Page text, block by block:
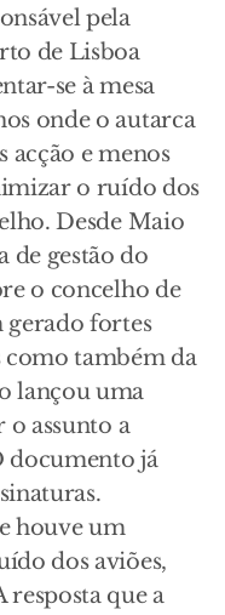
pela
de Lisboa
se à mesa
onde o autarca
acção e menos
o ruído dos
Desde Maio
de gestão do
o concelho de
gerado fortes
como também da
lançou uma
assunto a
documento já
houve um
dos aviões,
resposta que a